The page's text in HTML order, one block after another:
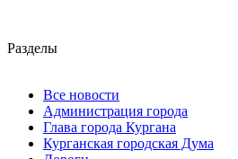
Разделы
Все новости
Администрация города
Глава города Кургана
Курганская городская Дума